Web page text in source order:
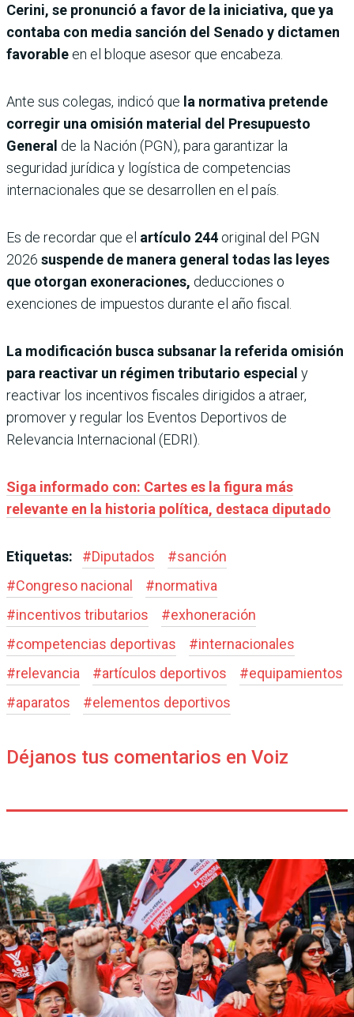
Cerini, se pronunció a favor de la iniciativa, que ya
contaba con media sanción del Senado y dictamen
favorable en el bloque asesor que encabeza.
Ante sus colegas, indicó que la normativa pretende
corregir una omisión material del Presupuesto
General de la Nación (PGN), para garantizar la
seguridad jurídica y logística de competencias
internacionales que se desarrollen en el país.
Es de recordar que el artículo 244 original del PGN
2026 suspende de manera general todas las leyes
que otorgan exoneraciones, deducciones o
exenciones de impuestos durante el año fiscal.
La modificación busca subsanar la referida omisión
para reactivar un régimen tributario especial y
reactivar los incentivos fiscales dirigidos a atraer,
promover y regular los Eventos Deportivos de
Relevancia Internacional (EDRI).
Siga informado con: Cartes es la figura más
relevante en la historia política, destaca diputado
Etiquetas: #Diputados #sanción
#Congreso nacional #normativa
#incentivos tributarios #exhoneración
#competencias deportivas #internacionales
#relevancia #artículos deportivos #equipamientos
#aparatos #elementos deportivos
Déjanos tus comentarios en Voiz